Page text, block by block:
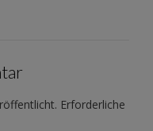
Erforderliche